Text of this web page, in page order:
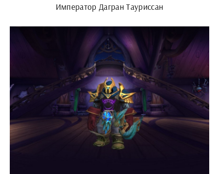
Император Дагран Тауриссан